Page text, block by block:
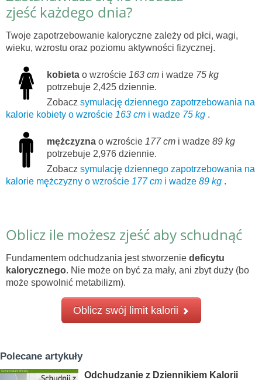
zjeść każdego dnia?
Twoje zapotrzebowanie kaloryczne zależy od płci, wagi,
wieku, wzrostu oraz poziomu aktywności fizycznej.
kobieta o wzroście 163 cm i wadze 75 kg
potrzebuje 2,425 dziennie.
Zobacz symulację dziennego zapotrzebowania na
kalorie kobiety o wzroście 163 cm i wadze 75 kg .
mężczyzna o wzroście 177 cm i wadze 89 kg
potrzebuje 2,976 dziennie.
Zobacz symulację dziennego zapotrzebowania na
kalorie mężczyzny o wzroście 177 cm i wadze 89 kg .
Oblicz ile możesz zjeść aby schudnąć
Fundamentem odchudzania jest stworzenie deficytu
kalorycznego. Nie może on być za mały, ani zbyt duży (bo
może spowolnić metabilizm).
Oblicz swój limit kalorii
Polecane artykuły
Odchudzanie z Dziennikiem Kalorii